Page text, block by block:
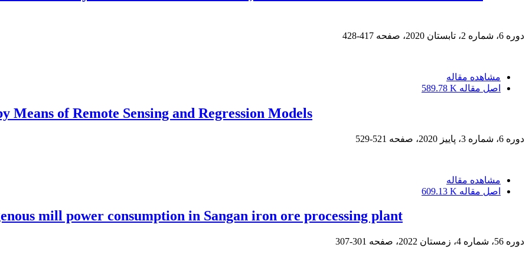
دوره 6، شماره 2، تابستان 2020، صفحه 417-428
مشاهده مقاله
اصل مقاله 589.78 K
of Remote Sensing and Regression Models
دوره 6، شماره 3، پاییز 2020، صفحه 521-529
مشاهده مقاله
اصل مقاله 609.13 K
mill power consumption in Sangan iron ore processing plant
دوره 56، شماره 4، زمستان 2022، صفحه 301-307